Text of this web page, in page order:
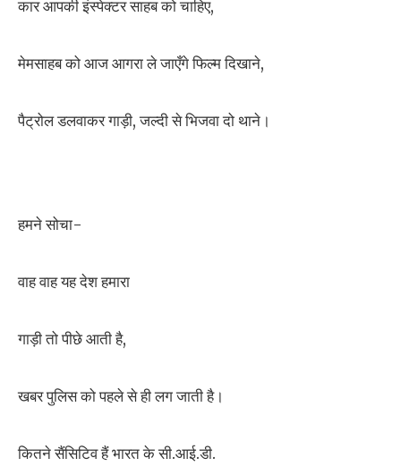
कार आपकी इंस्पेक्टर साहब को चाहिए,
मेमसाहब को आज आगरा ले जाएँगे फिल्म दिखाने,
पैट्रोल डलवाकर गाड़ी, जल्दी से भिजवा दो थाने।
हमने सोचा-
वाह वाह यह देश हमारा
गाड़ी तो पीछे आती है,
खबर पुलिस को पहले से ही लग जाती है।
कितने सैंसिटिव हैं भारत के सी.आई.डी.